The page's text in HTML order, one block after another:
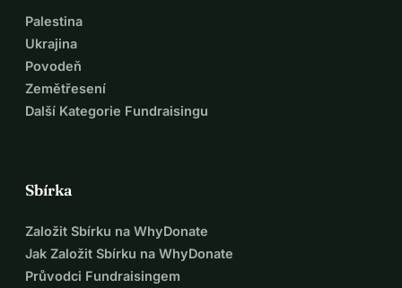
Palestina
Ukrajina
Povodeň
Zemětřesení
Další Kategorie Fundraisingu
Sbírka
Založit Sbírku na WhyDonate
Jak Založit Sbírku na WhyDonate
Průvodci Fundraisingem